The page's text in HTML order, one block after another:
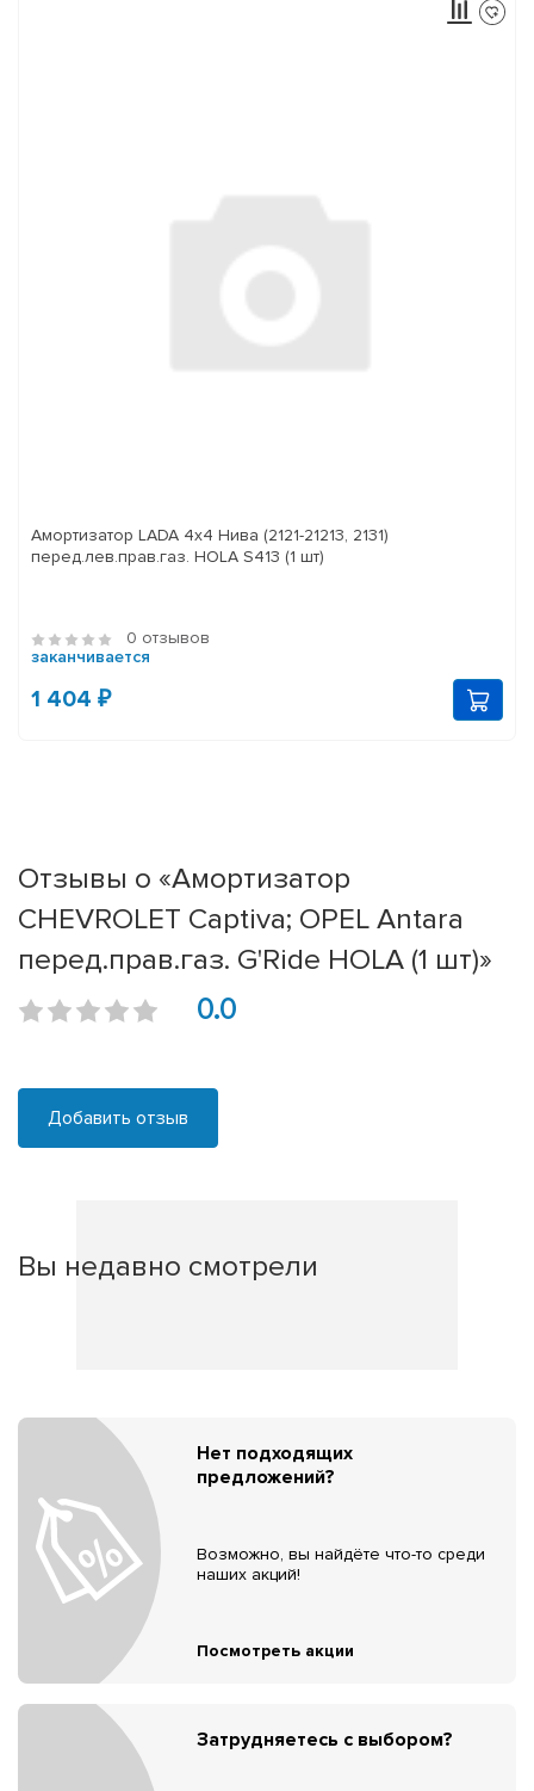
Амортизатор LADA 4x4 Нива (2121-21213, 2131)
перед.лев.прав.газ. HOLA S413 (1 шт)
0 отзывов
заканчивается
1 404 ₽
Отзывы о «Амортизатор
CHEVROLET Captiva; OPEL Antara
перед.прав.газ. G'Ride HOLA (1 шт)»
0.0
Добавить отзыв
Вы недавно смотрели
Нет подходящих
предложений?
Возможно, вы найдёте что-то среди
наших акций!
Посмотреть акции
Затрудняетесь с выбором?